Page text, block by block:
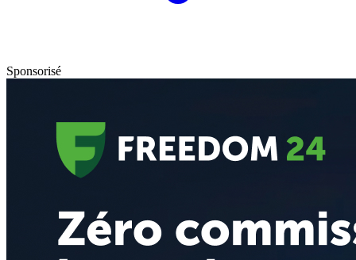
Sponsorisé